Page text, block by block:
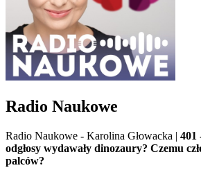
Radio Naukowe
Radio Naukowe - Karolina Głowacka | 401
odgłosy wydawały dinozaury? Czemu
palców?